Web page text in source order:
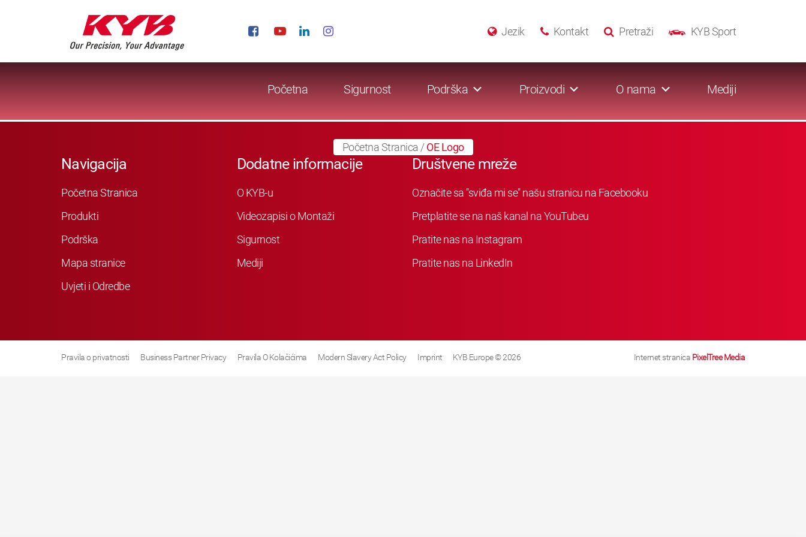
KYB Sport
Pretraži
Kontakt
Jezik
Početna Sigurnost Podrška Proizvodi O nama Mediji
Početna Stranica /OE Logo
Navigacija
Početna Stranica
Produkti
Podrška
Mapa stranice
Uvjeti i Odredbe
Dodatne informacije
O KYB-u
Videozapisi o Montaži
Sigurnost
Mediji
Društvene mreže
Označite sa "sviđa mi se" našu stranicu na Facebooku
Pretplatite se na naš kanal na YouTubeu
Pratite nas na Instagram
Pratite nas na LinkedIn
Pravila o privatnosti Business Partner Privacy Pravila O Kolačićima Modern Slavery Act Policy Imprint KYB Europe © 2026 Internet stranica PixelTree Media